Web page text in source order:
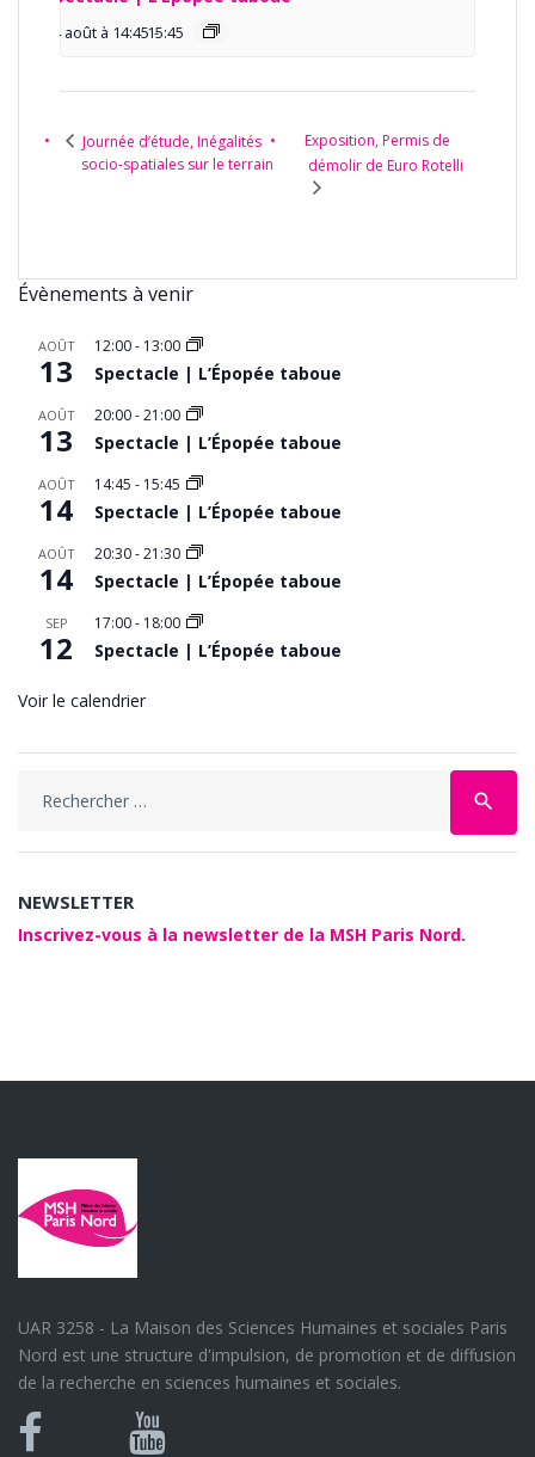
14 août à 14:45 -
15:45
Journée d’étude, Inégalités
socio-spatiales sur le terrain
Exposition, Permis de
démolir de Euro Rotelli
Évènements à venir
AOÛT
13
12:00- 13:00
Spectacle | L’Épopée taboue
AOÛT
13
20:00-21:00
Spectacle | L’Épopée taboue
AOÛT
14
14:45 - 15:45
Spectacle | L’Épopée taboue
AOÛT
14
20:30-21:30
Spectacle | L’Épopée taboue
SEP
12
17:00- 18:00
Spectacle | L’Épopée taboue
Voir le calendrier
search
NEWSLETTER
Inscrivez-vous à la newsletter de la MSH Paris Nord.
UAR 3258 - La Maison des Sciences Humaines et sociales Paris
Nord est une structure d'impulsion, de promotion et de diffusion
de la recherche en sciences humaines et sociales.
Bluesky
Canal